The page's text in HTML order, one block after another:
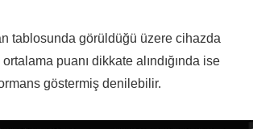
tablosunda görüldüğü üzere cihazda
puanı dikkate alındığında ise
göstermiş denilebilir.